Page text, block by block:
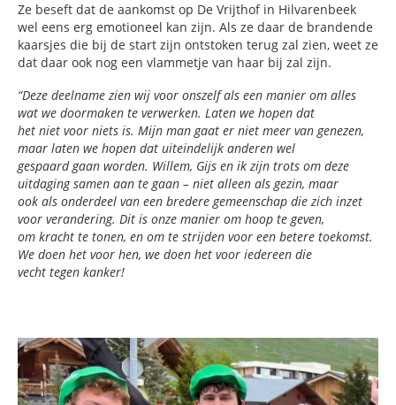
Ze beseft dat de aankomst op De Vrijthof in Hilvarenbeek
wel eens erg emotioneel kan zijn. Als ze daar de brandende
kaarsjes die bij de start zijn ontstoken terug zal zien, weet ze
dat daar ook nog een vlammetje van haar bij zal zijn.
“Deze deelname zien wij voor onszelf als een manier om alles
wat we doormaken te verwerken. Laten we hopen dat
het niet voor niets is. Mijn man gaat er niet meer van genezen,
maar laten we hopen dat uiteindelijk anderen wel
gespaard gaan worden. Willem, Gijs en ik zijn trots om deze
uitdaging samen aan te gaan – niet alleen als gezin, maar
ook als onderdeel van een bredere gemeenschap die zich inzet
voor verandering. Dit is onze manier om hoop te geven,
om kracht te tonen, en om te strijden voor een betere toekomst.
We doen het voor hen, we doen het voor iedereen die
vecht tegen kanker!